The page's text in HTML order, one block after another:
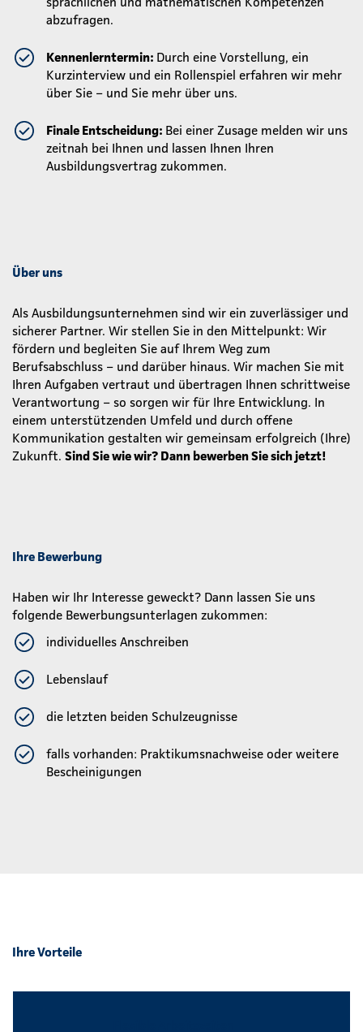
abzufragen.
Kennenlerntermin: Durch eine Vorstellung, ein
Kurzinterview und ein Rollenspiel erfahren wir mehr
über Sie – und Sie mehr über uns.
Finale Entscheidung: Bei einer Zusage melden wir uns
zeitnah bei Ihnen und lassen Ihnen Ihren
Ausbildungsvertrag zukommen.
Über uns
Als Ausbildungsunternehmen sind wir ein zuverlässiger und
sicherer Partner. Wir stellen Sie in den Mittelpunkt: Wir
fördern und begleiten Sie auf Ihrem Weg zum
Berufsabschluss – und darüber hinaus. Wir machen Sie mit
Ihren Aufgaben vertraut und übertragen Ihnen schrittweise
Verantwortung – so sorgen wir für Ihre Entwicklung. In
einem unterstützenden Umfeld und durch offene
Kommunikation gestalten wir gemeinsam erfolgreich (Ihre)
Zukunft. Sind Sie wie wir? Dann bewerben Sie sich jetzt!
Ihre Bewerbung
Haben wir Ihr Interesse geweckt? Dann lassen Sie uns
folgende Bewerbungsunterlagen zukommen:
individuelles Anschreiben
Lebenslauf
die letzten beiden Schulzeugnisse
falls vorhanden: Praktikumsnachweise oder weitere
Bescheinigungen
Ihre Vorteile